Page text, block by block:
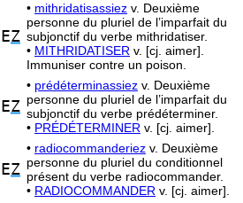
Z
• mithridatisassiez v. Deuxième
personne du pluriel de l’imparfait du
subjonctif du verbe mithridatiser.
• MITHRIDATISER v. [cj. aimer].
Immuniser contre un poison.
Z
• prédéterminassiez v. Deuxième
personne du pluriel de l’imparfait du
subjonctif du verbe prédéterminer.
• PRÉDÉTERMINER v. [cj. aimer].
Z
• radiocommanderiez v. Deuxième
personne du pluriel du conditionnel
présent du verbe radiocommander.
• RADIOCOMMANDER v. [cj. aimer].